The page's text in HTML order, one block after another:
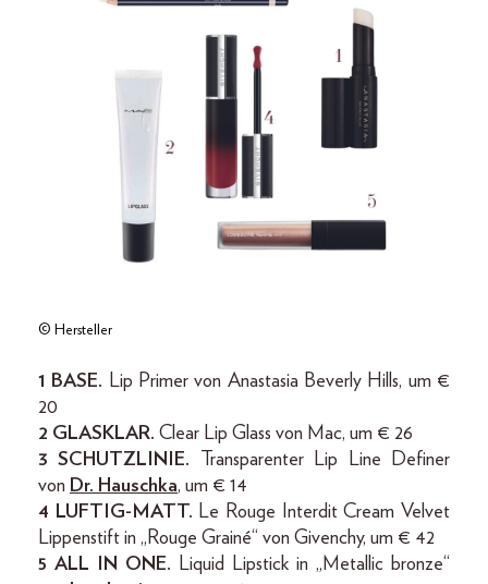
© Hersteller
1 BASE. Lip Primer von Anastasia Beverly Hills, um €
20
2 GLASKLAR. Clear Lip Glass von Mac, um € 26
3 SCHUTZLINIE. Transparenter Lip Line Definer
von Dr. Hauschka, um € 14
4 LUFTIG-MATT. Le Rouge Interdit Cream Velvet
Lippenstift in „Rouge Grainé“ von Givenchy, um € 42
5 ALL IN ONE.
Liquid Lipstick in „Metallic bronze“